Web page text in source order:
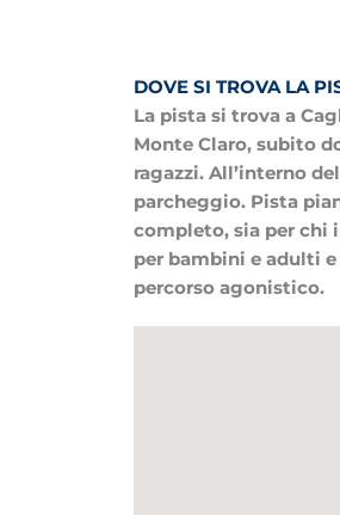
DOVE SI TROVA LA
La pista si trova a
Monte Claro, subito
ragazzi. All’interno
parcheggio. Pista
completo, sia per chi
per bambini e adulti
percorso agonistico.